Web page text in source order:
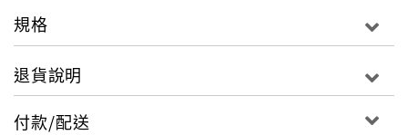
規格
退貨說明
付款/配送